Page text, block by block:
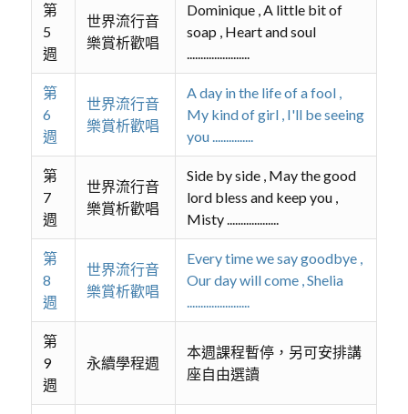
第
5
週
世界流行音
樂賞析歡唱
Dominique , A little bit of
soap , Heart and soul
.......................
第
6
週
世界流行音
樂賞析歡唱
A day in the life of a fool ,
My kind of girl , I'll be seeing
you ...............
第
7
週
世界流行音
樂賞析歡唱
Side by side , May the good
lord bless and keep you ,
Misty ...................
第
8
週
世界流行音
樂賞析歡唱
Every time we say goodbye ,
Our day will come , Shelia
.......................
第
9
週
永續學程週
本週課程暫停，另可安排講
座自由選讀